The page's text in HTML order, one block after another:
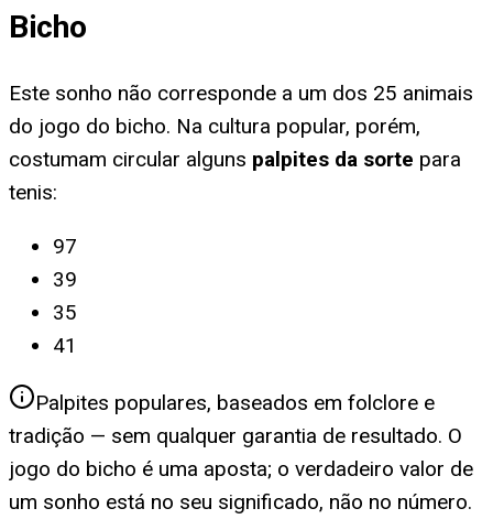
Bicho
Este sonho não corresponde a um dos 25 animais
do jogo do bicho. Na cultura popular, porém,
costumam circular alguns palpites da sorte para
tenis:
97
39
35
41
Palpites populares, baseados em folclore e
tradição — sem qualquer garantia de resultado. O
jogo do bicho é uma aposta; o verdadeiro valor de
um sonho está no seu significado, não no número.